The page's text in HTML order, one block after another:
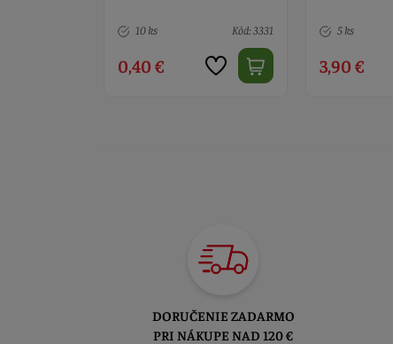
5 ks Kód: 1052
3,90 €
5 ks
4,90 €
DORUČENIE ZADARMO
PRI NÁKUPE NAD 120 €